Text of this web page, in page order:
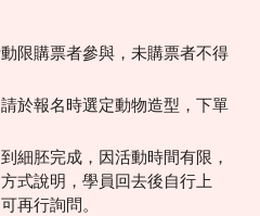
限購票者參與，未購票者不得
於報名時選定動物造型，下單
細胚完成，因活動時間有限，
式說明，學員回去後自行上
再行詢問。